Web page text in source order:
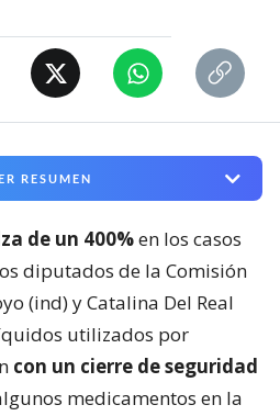
RESUMEN
de un 400%en los casos
diputados de la Comisión
(ind) y Catalina Del Real
utilizados por
con un cierre de seguridad
medicamentos en la